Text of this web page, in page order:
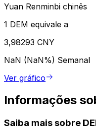
Yuan Renminbi chinês
1 DEM equivale a
3,98293 CNY
NaN (NaN%) Semanal
Ver gráfico
Informações
Saiba mais sobre